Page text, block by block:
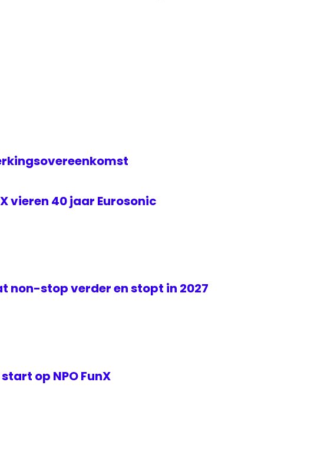
vieren 40 jaar Eurosonic
non-stop verder en stopt in 2027
op NPO FunX